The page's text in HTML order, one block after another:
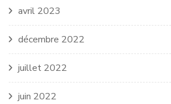
avril 2023
décembre 2022
juillet 2022
juin 2022